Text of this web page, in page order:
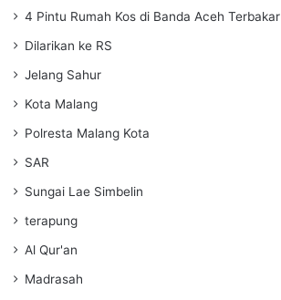
4 Pintu Rumah Kos di Banda Aceh Terbakar
Dilarikan ke RS
Jelang Sahur
Kota Malang
Polresta Malang Kota
SAR
Sungai Lae Simbelin
terapung
Al Qur'an
Madrasah